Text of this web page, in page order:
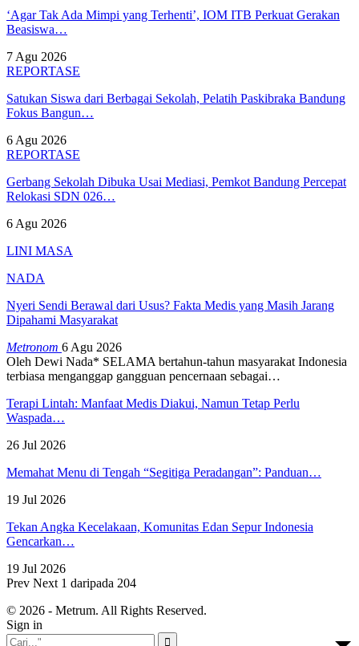
‘Agar Tak Ada Mimpi yang Terhenti’, IOM ITB Perkuat Gerakan
Beasiswa…
7 Agu 2026
REPORTASE
Satukan Siswa dari Berbagai Sekolah, Pelatih Paskibraka Bandung
Fokus Bangun…
6 Agu 2026
REPORTASE
Gerbang Sekolah Dibuka Usai Mediasi, Pemkot Bandung Percepat
Relokasi SDN 026…
6 Agu 2026
LINI MASA
NADA
Nyeri Sendi Berawal dari Usus? Fakta Medis yang Masih Jarang
Dipahami Masyarakat
Metronom 6 Agu 2026
Oleh Dewi Nada* SELAMA bertahun-tahun masyarakat Indonesia
terbiasa menganggap gangguan pencernaan sebagai…
Terapi Lintah: Manfaat Medis Diakui, Namun Tetap Perlu
Waspada…
26 Jul 2026
Memahat Menu di Tengah “Segitiga Peradangan”: Panduan…
19 Jul 2026
Tekan Angka Kecelakaan, Komunitas Edan Sepur Indonesia
Gencarkan…
19 Jul 2026
Prev Next 1 daripada 204
© 2026 - Metrum. All Rights Reserved.
Sign in